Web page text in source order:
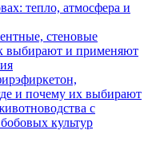
тепло, атмосфера и
стеновые
выбирают и применяют
и почему их выбирают
с
культур